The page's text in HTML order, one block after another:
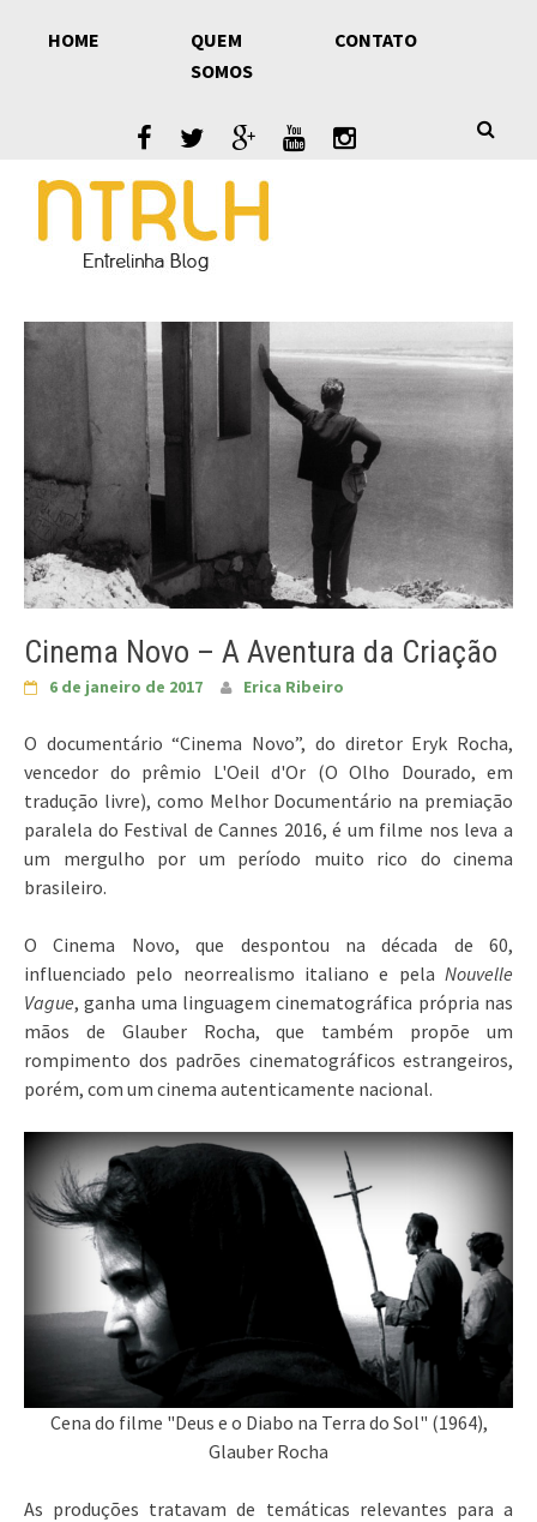
HOME
QUEM
SOMOS
CONTATO
Cinema Novo – A Aventura da Criação
6 de janeiro de 2017 Erica Ribeiro
O documentário “Cinema Novo”, do diretor Eryk Rocha,
vencedor do prêmio L'Oeil d'Or (O Olho Dourado, em
tradução livre), como Melhor Documentário na premiação
paralela do Festival de Cannes 2016, é um filme nos leva a
um mergulho por um período muito rico do cinema
brasileiro.
O Cinema Novo, que despontou na década de 60,
influenciado pelo neorrealismo italiano e pela Nouvelle
Vague, ganha uma linguagem cinematográfica própria nas
mãos de Glauber Rocha, que também propõe um
rompimento dos padrões cinematográficos estrangeiros,
porém, com um cinema autenticamente nacional.
Cena do filme "Deus e o Diabo na Terra do Sol" (1964),
Glauber Rocha
As produções tratavam de temáticas relevantes para a